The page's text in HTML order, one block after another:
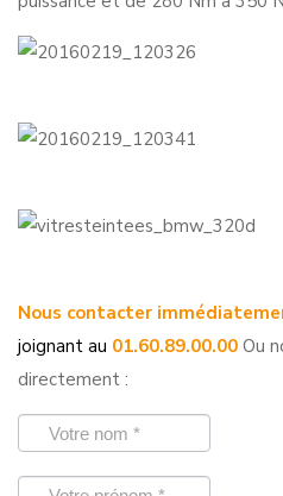
Nous contacter
joignant au 01.60.89.00.00 Ou
directement :